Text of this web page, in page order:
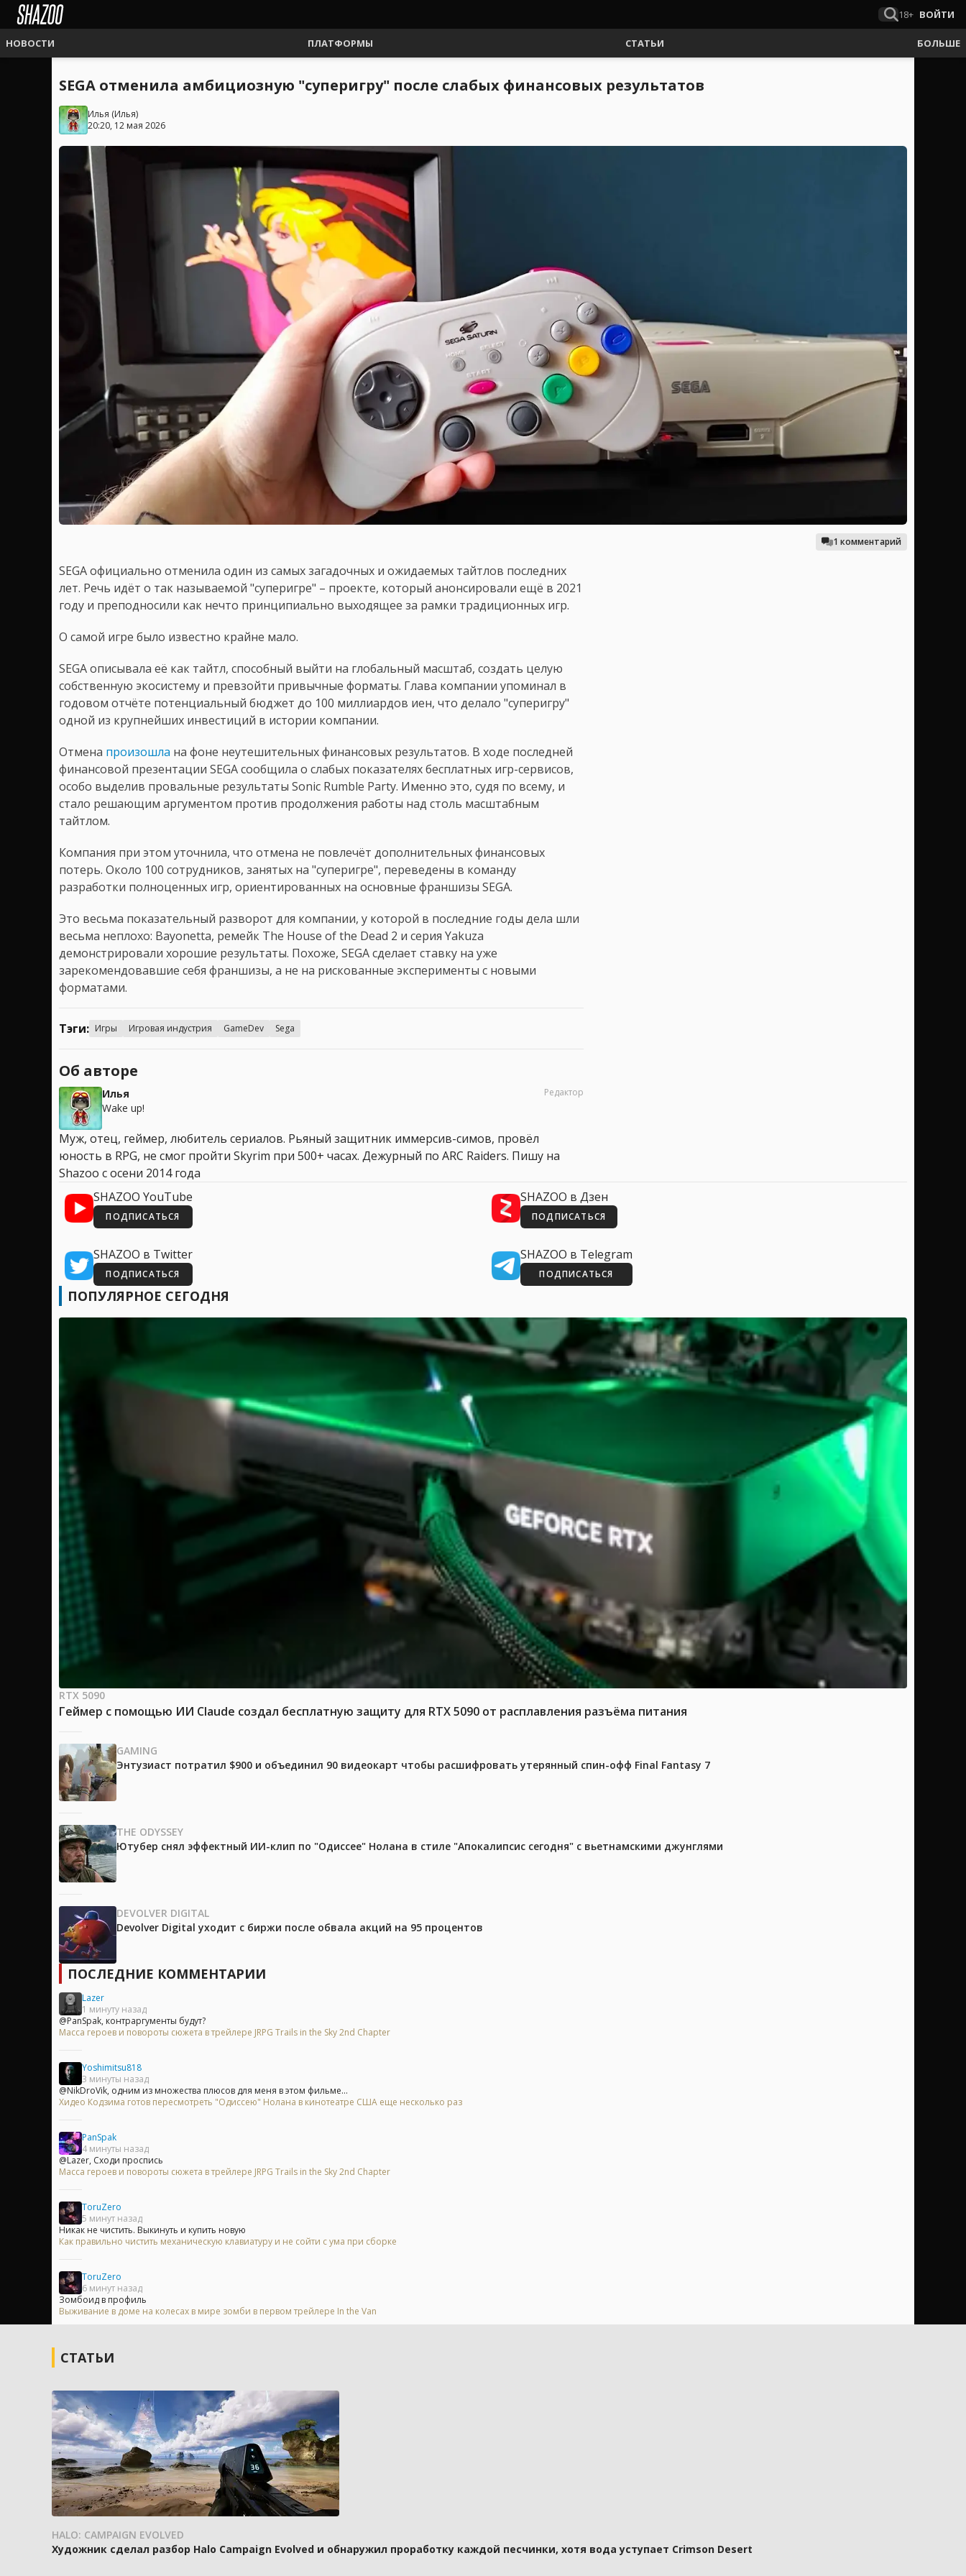
18+ ВОЙТИ
НОВОСТИ ПЛАТФОРМЫ СТАТЬИ БОЛЬШЕ
SEGA отменила амбициозную "суперигру" после слабых финансовых результатов
Илья (Илья)
20:20, 12 мая 2026
1 комментарий
SEGA официально отменила один из самых загадочных и ожидаемых тайтлов последних
лет. Речь идёт о так называемой "суперигре" – проекте, который анонсировали ещё в 2021
году и преподносили как нечто принципиально выходящее за рамки традиционных игр.
О самой игре было известно крайне мало.
SEGA описывала её как тайтл, способный выйти на глобальный масштаб, создать целую
собственную экосистему и превзойти привычные форматы. Глава компании упоминал в
годовом отчёте потенциальный бюджет до 100 миллиардов иен, что делало "суперигру"
одной из крупнейших инвестиций в истории компании.
Отмена произошла на фоне неутешительных финансовых результатов. В ходе последней
финансовой презентации SEGA сообщила о слабых показателях бесплатных игр-сервисов,
особо выделив провальные результаты Sonic Rumble Party. Именно это, судя по всему, и
стало решающим аргументом против продолжения работы над столь масштабным
тайтлом.
Компания при этом уточнила, что отмена не повлечёт дополнительных финансовых
потерь. Около 100 сотрудников, занятых на "суперигре", переведены в команду
разработки полноценных игр, ориентированных на основные франшизы SEGA.
Это весьма показательный разворот для компании, у которой в последние годы дела шли
весьма неплохо: Bayonetta, ремейк The House of the Dead 2 и серия Yakuza
демонстрировали хорошие результаты. Похоже, SEGA сделает ставку на уже
зарекомендовавшие себя франшизы, а не на рискованные эксперименты с новыми
форматами.
Тэги: Игры Игровая индустрия GameDev Sega
Об авторе
Илья
Wake up!
Редактор
Муж, отец, геймер, любитель сериалов. Рьяный защитник иммерсив-симов, провёл
юность в RPG, не смог пройти Skyrim при 500+ часах. Дежурный по ARC Raiders. Пишу на
Shazoo с осени 2014 года
SHAZOO YouTube
ПОДПИСАТЬСЯ
SHAZOO в Дзен
ПОДПИСАТЬСЯ
SHAZOO в Twitter
ПОДПИСАТЬСЯ
SHAZOO в Telegram
ПОДПИСАТЬСЯ
ПОПУЛЯРНОЕ СЕГОДНЯ
RTX 5090
Геймер с помощью ИИ Claude создал бесплатную защиту для RTX 5090 от расплавления разъёма питания
GAMING
Энтузиаст потратил $900 и объединил 90 видеокарт чтобы расшифровать утерянный спин-офф Final Fantasy 7
THE ODYSSEY
Ютубер снял эффектный ИИ-клип по "Одиссее" Нолана в стиле "Апокалипсис сегодня" с вьетнамскими джунглями
DEVOLVER DIGITAL
Devolver Digital уходит с биржи после обвала акций на 95 процентов
ПОСЛЕДНИЕ КОММЕНТАРИИ
Lazer
1 минуту назад
@PanSpak, контраргументы будут?
Масса героев и повороты сюжета в трейлере JRPG Trails in the Sky 2nd Chapter
Yoshimitsu818
3 минуты назад
@NikDroVik, одним из множества плюсов для меня в этом фильме...
Хидео Кодзима готов пересмотреть "Одиссею" Нолана в кинотеатре США еще несколько раз
PanSpak
4 минуты назад
@Lazer, Сходи проспись
Масса героев и повороты сюжета в трейлере JRPG Trails in the Sky 2nd Chapter
ToruZero
5 минут назад
Никак не чистить. Выкинуть и купить новую
Как правильно чистить механическую клавиатуру и не сойти с ума при сборке
ToruZero
6 минут назад
Зомбоид в профиль
Выживание в доме на колесах в мире зомби в первом трейлере In the Van
СТАТЬИ
HALO: CAMPAIGN EVOLVED
Художник сделал разбор Halo Campaign Evolved и обнаружил проработку каждой песчинки, хотя вода уступает Crimson Desert